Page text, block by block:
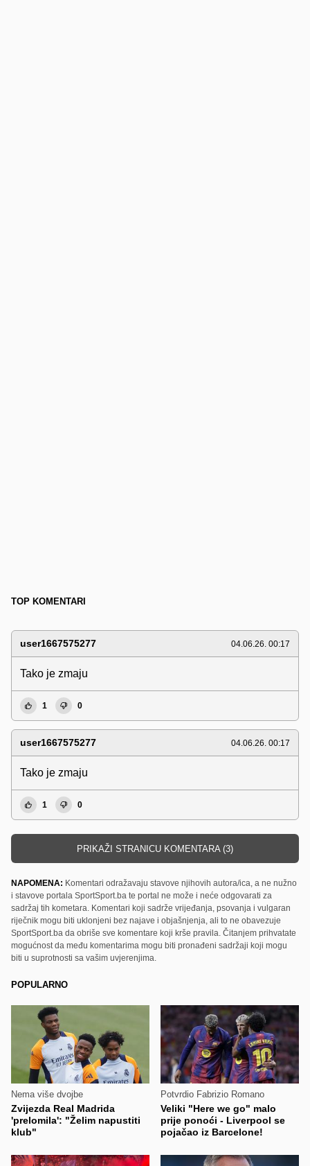
TOP KOMENTARI
user1667575277 04.06.26. 00:17
Tako je zmaju
1 0
user1667575277 04.06.26. 00:17
Tako je zmaju
1 0
PRIKAŽI STRANICU KOMENTARA (3)
NAPOMENA: Komentari odražavaju stavove njihovih autora/ica, a ne nužno
i stavove portala SportSport.ba te portal ne može i neće odgovarati za
sadržaj tih kometara. Komentari koji sadrže vrijeđanja, psovanja i vulgaran
riječnik mogu biti uklonjeni bez najave i objašnjenja, ali to ne obavezuje
SportSport.ba da obriše sve komentare koji krše pravila. Čitanjem prihvatate
mogućnost da među komentarima mogu biti pronađeni sadržaji koji mogu
biti u suprotnosti sa vašim uvjerenjima.
POPULARNO
Nema više dvojbe
Zvijezda Real Madrida
'prelomila': "Želim napustiti
klub"
Potvrdio Fabrizio Romano
Veliki "Here we go" malo
prije ponoći - Liverpool se
pojačao iz Barcelone!